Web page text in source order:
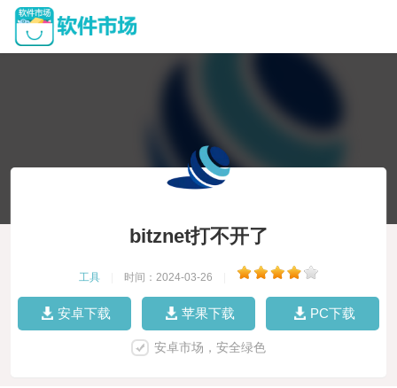
bitznet打不开了
工具 时间：2024-03-26
安卓下载 苹果下载 PC下载
安卓市场，安全绿色